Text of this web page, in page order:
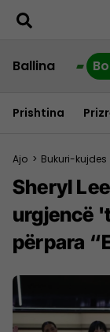
Ballina
Prishtina
Ajo > Bukuri-kujdes
Sheryl
urgjencë
përpara